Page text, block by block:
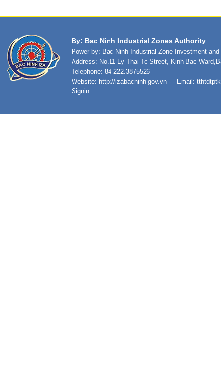
By: Bac Ninh Industrial Zones Authority
Power by: Bac Ninh Industrial Zone Investment
Address: No.11 Ly Thai To Street, Kinh Bac
Telephone: 84 222.3875526
Website: http://izabacninh.gov.vn - - Email:
Signin